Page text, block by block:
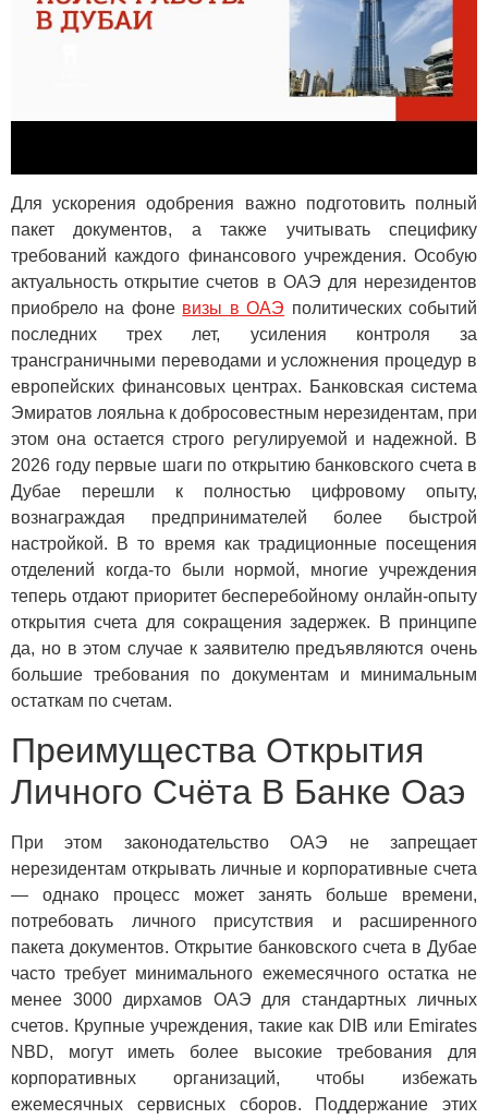
Для ускорения одобрения важно подготовить полный
пакет документов, а также учитывать специфику
требований каждого финансового учреждения. Особую
актуальность открытие счетов в ОАЭ для нерезидентов
приобрело на фоне визы в ОАЭ политических событий
последних трех лет, усиления контроля за
трансграничными переводами и усложнения процедур в
европейских финансовых центрах. Банковская система
Эмиратов лояльна к добросовестным нерезидентам, при
этом она остается строго регулируемой и надежной. В
2026 году первые шаги по открытию банковского счета в
Дубае перешли к полностью цифровому опыту,
вознаграждая предпринимателей более быстрой
настройкой. В то время как традиционные посещения
отделений когда-то были нормой, многие учреждения
теперь отдают приоритет бесперебойному онлайн-опыту
открытия счета для сокращения задержек. В принципе
да, но в этом случае к заявителю предъявляются очень
большие требования по документам и минимальным
остаткам по счетам.
Преимущества Открытия
Личного Счёта В Банке Оаэ
При этом законодательство ОАЭ не запрещает
нерезидентам открывать личные и корпоративные счета
— однако процесс может занять больше времени,
потребовать личного присутствия и расширенного
пакета документов. Открытие банковского счета в Дубае
часто требует минимального ежемесячного остатка не
менее 3000 дирхамов ОАЭ для стандартных личных
счетов. Крупные учреждения, такие как DIB или Emirates
NBD, могут иметь более высокие требования для
корпоративных организаций, чтобы избежать
ежемесячных сервисных сборов. Поддержание этих